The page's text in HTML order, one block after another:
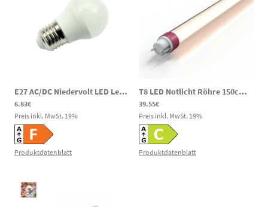
E27 AC/DC Niedervolt LED Leuchtmittel Miniglobe 4W 440m 6000K 12-60V AC / 12-60V DC Notbeleuchtung
6.83€
Preis inkl. MwSt. 19%
Produktdatenblatt
T8 LED Notlicht Röhre 150cm AC/DC 18/20/25W 3000/4000/6000K 120–300V DC
39.55€
Preis inkl. MwSt. 19%
Produktdatenblatt